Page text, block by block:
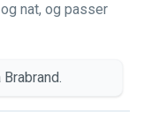
nat, og passer